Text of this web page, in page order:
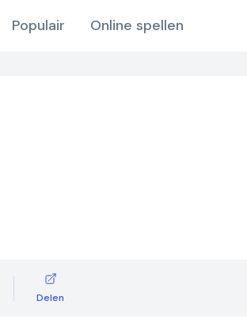
Populair Online spellen
Delen